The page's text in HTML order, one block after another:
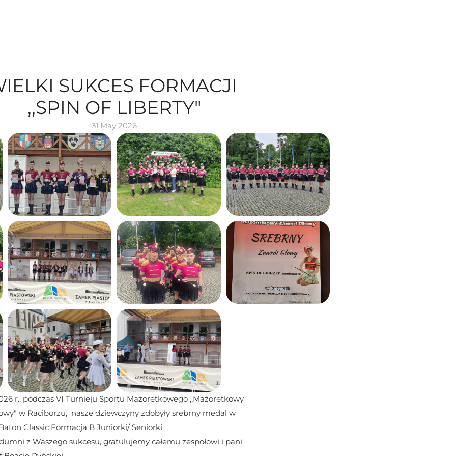
SUKCES FORMACJI
,,SPIN OF LIBERTY"
31 May 2026
r., podczas VI Turnieju Sportu Mażoretkowego ,,Mażoretkowy
w Raciborzu,  nasze dziewczyny zdobyły srebrny medal w
Classic Formacja B Juniorki/ Seniorki.
z Waszego sukcesu, gratulujemy całemu zespołowi i pani